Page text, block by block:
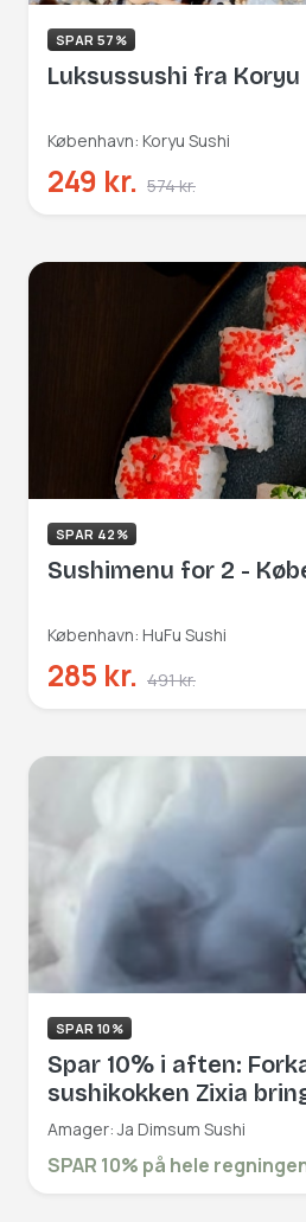
SPAR 57%
København: Koryu Sushi
249 kr. 574 kr.
SPAR 42%
Sushimenu for 2 -
København: HuFu Sushi
285 kr. 491 kr.
SPAR 10%
Spar 10% i aften:
sushikokken Zixia
Amager: Ja Dimsum Sushi
SPAR 10% på hele